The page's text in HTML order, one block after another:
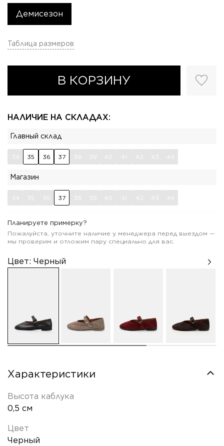
Таблица размеров
В КОРЗИНУ
НАЛИЧИЕ НА СКЛАДАХ:
Главный склад
34 35 36 37 38 39 40 41 42 43 44
Магазин
34 35 36 37 38 39 40 41 42 43 44
Планируете примерку?
Пожалуйста, уточните наличие у менеджера перед выездом —
мы проверим и отложим пару специально для вас.
Цвет: Черный
Демисезон
Характеристики
Высота каблука
0,5 см
Цвет
Черный